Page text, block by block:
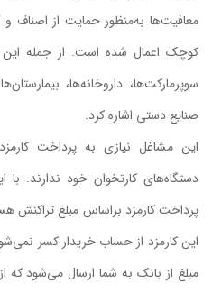
معافیت‌ها به‌منظور حمایت از
کوچک اعمال شده است. از جمله این
سوپرمارکت‌ها، داروخانه‌ها،
صنایع دستی اشاره کرد.
این مشاغل نیازی به پرداخت
دستگاه‌های کارتخوان خود ندارند.
پرداخت کارمزد براساس مبلغ تراکنش
این کارمزد از حساب خریدار کسر
مبلغ از بانک به شما ارسال می‌شود که